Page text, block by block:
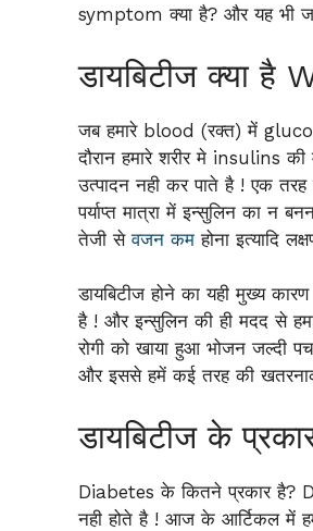
symptom क्या है? और यह भी
डायबिटीज क्या है
जब हमारे blood (रक्त) में
दौरान हमारे शरीर मे insulins की
उत्पादन नही कर पाते है ! एक
पर्याप्त मात्रा में इन्सुलिन का न
तेजी सेवजन कमहोना इत्यादि
डायबिटीज होने का यही मुख्य
है ! और इन्सुलिन की ही मदद से
रोगी को खाया हुआ भोजन जल्दी
और इससे हमें कई तरह की खतरनाक
डायबिटीज के
Diabetes के कितने प्रकार है?
नही होते है ! आज के आर्टिकल में